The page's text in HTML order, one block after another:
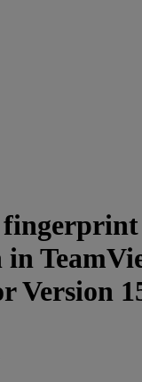
Version